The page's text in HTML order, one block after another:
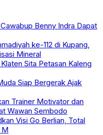
Benny Indra Dapat
ke-112 di Kupang,
Mineral
Sita Petasan Kaleng
Siap Bergerak Ajak
Trainer Motivator dan
Wawan Sembodo
Visi Go Berlian, Total
M